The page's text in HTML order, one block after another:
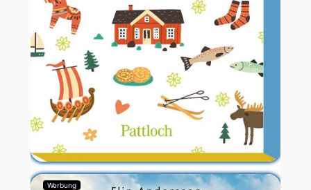
Werbung